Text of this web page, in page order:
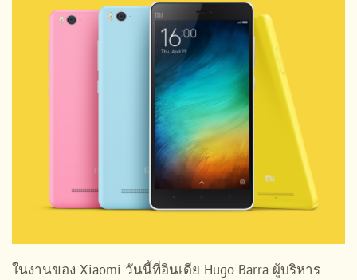
ในงานของ Xiaomi วันนี้ที่อินเดีย Hugo Barra ผู้บริหาร